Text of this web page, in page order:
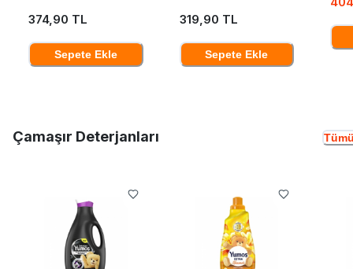
374,90 TL
Sepete Ekle
319,90 TL
Sepete Ekle
Çamaşır Deterjanları